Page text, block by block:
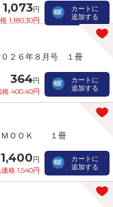
1,073円
1,180.30円
カートに
追加する
２６年８月号 １冊
364円
格 400.40円
カートに
追加する
ＭＯＯＫ １冊
1,400円
格 1,540円
カートに
追加する